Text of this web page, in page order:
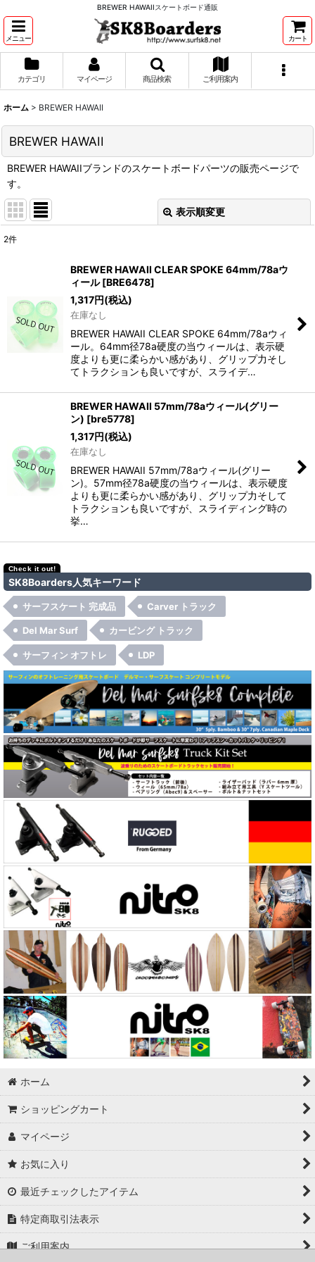
BREWER HAWAIIスケートボード通販
メニュー カート
カテゴリ マイページ 商品検索 ご利用案内
ホーム > BREWER HAWAII
BREWER HAWAII
BREWER HAWAIIブランドのスケートボードパーツの販売ページで
す。
表示順変更
絞り込む
2件
BREWER HAWAII CLEAR SPOKE 64mm/78aウ
ィール [BRE6478]
1,317円(税込)
在庫なし
BREWER HAWAII CLEAR SPOKE 64mm/78aウィ
ール。64mm径78a硬度の当ウィールは、表示硬
度よりも更に柔らかい感があり、グリップ力そし
てトラクションも良いですが、スライデ…
BREWER HAWAII 57mm/78aウィール(グリー
ン) [bre5778]
1,317円(税込)
在庫なし
BREWER HAWAII 57mm/78aウィール(グリー
ン)。57mm径78a硬度の当ウィールは、表示硬度
よりも更に柔らかい感があり、グリップ力そして
トラクションも良いですが、スライディング時の
挙…
SK8Boarders人気キーワード
サーフスケート 完成品 Carver トラック
Del Mar Surf カービング トラック
サーフィン オフトレ LDP
ホーム
ショッピングカート
マイページ
お気に入り
最近チェックしたアイテム
特定商取引法表示
ご利用案内